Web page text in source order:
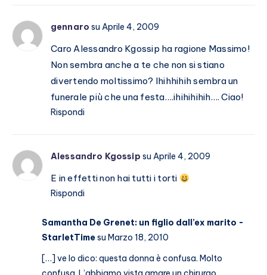
gennaro su Aprile 4, 2009
Caro Alessandro Kgossip ha ragione Massimo!
Non sembra anche a te che non si stiano
divertendo moltissimo? Ihihhihih sembra un
funerale più che una festa….ihihihihih…. Ciao!
Rispondi
Alessandro Kgossip su Aprile 4, 2009
E in effetti non hai tutti i torti
Rispondi
Samantha De Grenet: un figlio dall’ex marito -
StarletTimesu Marzo 18, 2010
[…] ve lo dico: questa donna è confusa. Molto